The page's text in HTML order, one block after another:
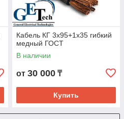
Кабель КГ 3х95+1х35 гибкий
медный ГОСТ
В наличии
от 30 000 ₸
Купить